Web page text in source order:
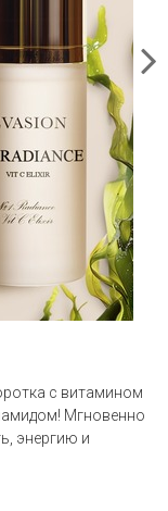
с витамином
Мгновенно
энергию и